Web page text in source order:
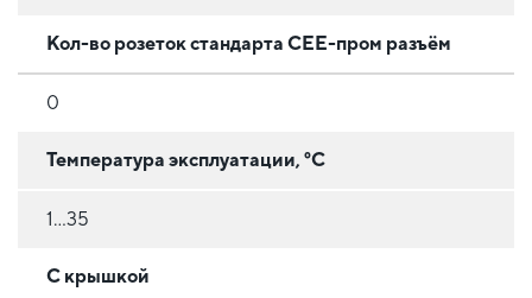
Кол-во розеток стандарта CEE-пром разъём
0
Температура эксплуатации, °C
1...35
С крышкой